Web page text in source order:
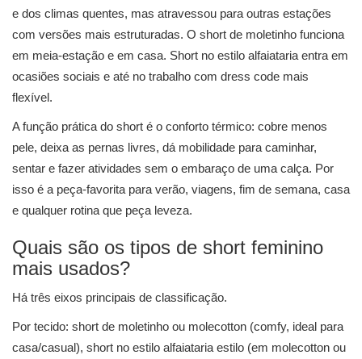
e dos climas quentes, mas atravessou para outras estações
com versões mais estruturadas. O short de moletinho funciona
em meia-estação e em casa. Short no estilo alfaiataria entra em
ocasiões sociais e até no trabalho com dress code mais
flexível.
A função prática do short é o conforto térmico: cobre menos
pele, deixa as pernas livres, dá mobilidade para caminhar,
sentar e fazer atividades sem o embaraço de uma calça. Por
isso é a peça-favorita para verão, viagens, fim de semana, casa
e qualquer rotina que peça leveza.
Quais são os tipos de short feminino
mais usados?
Há três eixos principais de classificação.
Por tecido: short de moletinho ou molecotton (comfy, ideal para
casa/casual), short no estilo alfaiataria estilo (em molecotton ou